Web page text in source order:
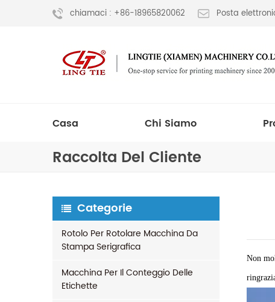
chiamaci : +86-18965820062 Posta
Casa Chi Siamo
Raccolta Del Cliente
Categorie
Rotolo Per Rotolare Macchina Da
Stampa Serigrafica
Macchina Per Il Conteggio Delle
Etichette
Non